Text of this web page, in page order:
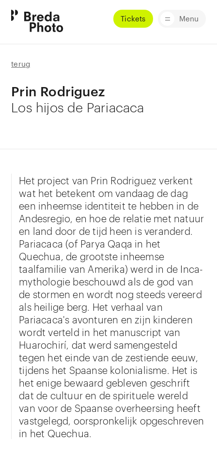
Tickets Menu
terug
Prin Rodriguez
Los hijos de Pariacaca
Het project van Prin Rodriguez verkent
wat het betekent om vandaag de dag
een inheemse identiteit te hebben in de
Andesregio, en hoe de relatie met natuur
en land door de tijd heen is veranderd.
Pariacaca (of Parya Qaqa in het
Quechua, de grootste inheemse
taalfamilie van Amerika) werd in de Inca-
mythologie beschouwd als de god van
de stormen en wordt nog steeds vereerd
als heilige berg. Het verhaal van
Pariacaca's avonturen en zijn kinderen
wordt verteld in het manuscript van
Huarochirí, dat werd samengesteld
tegen het einde van de zestiende eeuw,
tijdens het Spaanse kolonialisme. Het is
het enige bewaard gebleven geschrift
dat de cultuur en de spirituele wereld
van voor de Spaanse overheersing heeft
vastgelegd, oorspronkelijk opgeschreven
in het Quechua.